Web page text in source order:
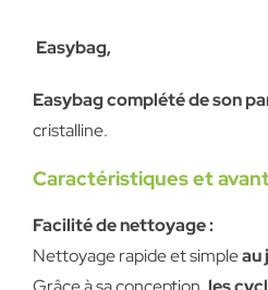
Easybag,
Easybag complété de son
cristalline.
Caractéristiques et
Facilité de nettoyage :
Nettoyage rapide et simpleau